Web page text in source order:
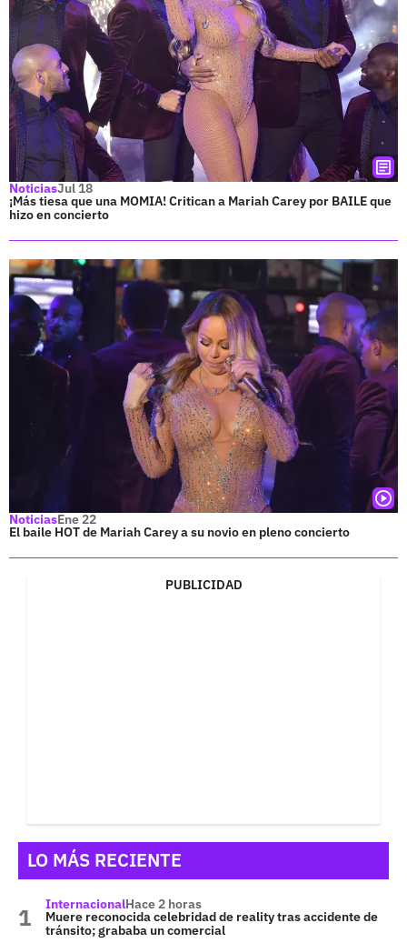
NoticiasJul 18
¡Más tiesa que una MOMIA! Critican a Mariah Carey por BAILE que
hizo en concierto
NoticiasEne 22
El baile HOT de Mariah Carey a su novio en pleno concierto
PUBLICIDAD
LO MÁS RECIENTE
InternacionalHace 2 horas
Muere reconocida celebridad de reality tras accidente de
tránsito; grababa un comercial